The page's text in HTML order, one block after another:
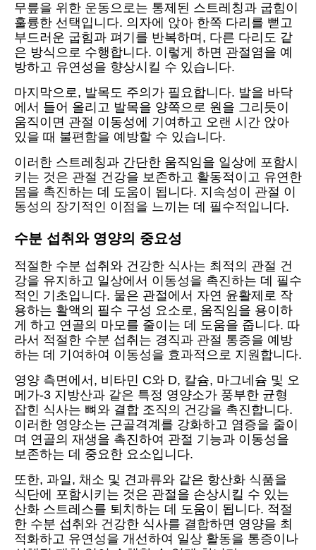
무릎을 위한 운동으로는 통제된 스트레칭과 굽힘이
훌륭한 선택입니다. 의자에 앉아 한쪽 다리를 뻗고
부드러운 굽힘과 펴기를 반복하며, 다른 다리도 같
은 방식으로 수행합니다. 이렇게 하면 관절염을 예
방하고 유연성을 향상시킬 수 있습니다.
마지막으로, 발목도 주의가 필요합니다. 발을 바닥
에서 들어 올리고 발목을 양쪽으로 원을 그리듯이
움직이면 관절 이동성에 기여하고 오랜 시간 앉아
있을 때 불편함을 예방할 수 있습니다.
이러한 스트레칭과 간단한 움직임을 일상에 포함시
키는 것은 관절 건강을 보존하고 활동적이고 유연한
몸을 촉진하는 데 도움이 됩니다. 지속성이 관절 이
동성의 장기적인 이점을 느끼는 데 필수적입니다.
수분 섭취와 영양의 중요성
적절한 수분 섭취와 건강한 식사는 최적의 관절 건
강을 유지하고 일상에서 이동성을 촉진하는 데 필수
적인 기초입니다. 물은 관절에서 자연 윤활제로 작
용하는 활액의 필수 구성 요소로, 움직임을 용이하
게 하고 연골의 마모를 줄이는 데 도움을 줍니다. 따
라서 적절한 수분 섭취는 경직과 관절 통증을 예방
하는 데 기여하여 이동성을 효과적으로 지원합니다.
영양 측면에서, 비타민 C와 D, 칼슘, 마그네슘 및 오
메가-3 지방산과 같은 특정 영양소가 풍부한 균형
잡힌 식사는 뼈와 결합 조직의 건강을 촉진합니다.
이러한 영양소는 근골격계를 강화하고 염증을 줄이
며 연골의 재생을 촉진하여 관절 기능과 이동성을
보존하는 데 중요한 요소입니다.
또한, 과일, 채소 및 견과류와 같은 항산화 식품을
식단에 포함시키는 것은 관절을 손상시킬 수 있는
산화 스트레스를 퇴치하는 데 도움이 됩니다. 적절
한 수분 섭취와 건강한 식사를 결합하면 영양을 최
적화하고 유연성을 개선하여 일상 활동을 통증이나